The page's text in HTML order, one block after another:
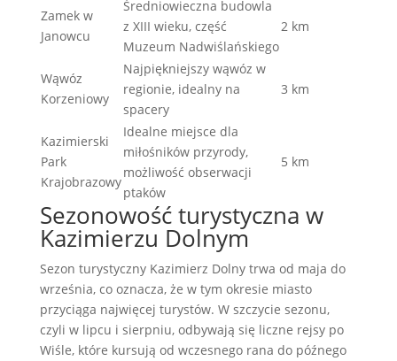
Zamek w
Janowcu
Średniowieczna budowla
z XIII wieku, część
Muzeum Nadwiślańskiego
2 km
Wąwóz
Korzeniowy
Najpiękniejszy wąwóz w
regionie, idealny na
spacery
3 km
Kazimierski
Park
Krajobrazowy
Idealne miejsce dla
miłośników przyrody,
możliwość obserwacji
ptaków
5 km
Sezonowość turystyczna w
Kazimierzu Dolnym
Sezon turystyczny Kazimierz Dolny trwa od maja do
września, co oznacza, że w tym okresie miasto
przyciąga najwięcej turystów. W szczycie sezonu,
czyli w lipcu i sierpniu, odbywają się liczne rejsy po
Wiśle, które kursują od wczesnego rana do późnego